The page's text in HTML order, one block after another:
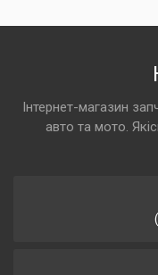
Інтернет-магазин
авто та мото.